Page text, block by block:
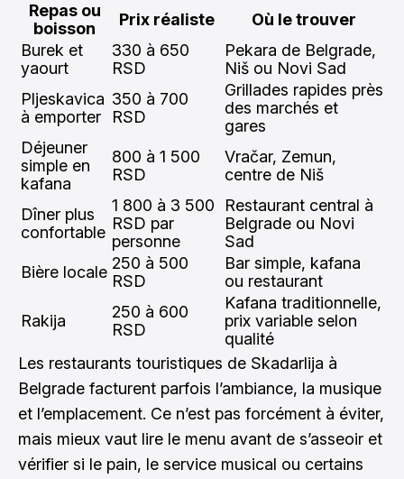
Repas ou
boisson
Prix réaliste
Où le trouver
Burek et
yaourt
330 à 650
RSD
Pekara de Belgrade,
Niš ou Novi Sad
Pljeskavica
à emporter
350 à 700
RSD
Grillades rapides près
des marchés et
gares
Déjeuner
simple en
kafana
800 à 1 500
RSD
Vračar, Zemun,
centre de Niš
Dîner plus
confortable
1 800 à 3 500
RSD par
personne
Restaurant central à
Belgrade ou Novi
Sad
Bière locale 250 à 500
RSD
Bar simple, kafana
ou restaurant
Rakija
250 à 600
RSD
Kafana traditionnelle,
prix variable selon
qualité
Les restaurants touristiques de Skadarlija à
Belgrade facturent parfois l’ambiance, la musique
et l’emplacement. Ce n’est pas forcément à éviter,
mais mieux vaut lire le menu avant de s’asseoir et
vérifier si le pain, le service musical ou certains